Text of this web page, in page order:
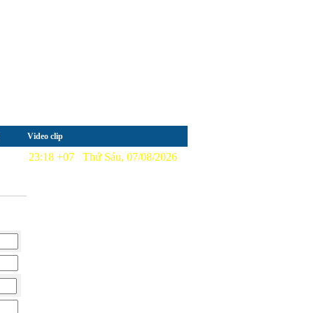
Video clip
23:18 +07 Thứ Sáu, 07/08/2026